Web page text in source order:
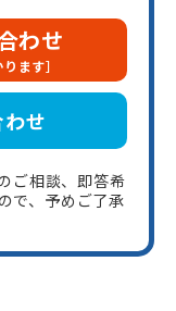
わせ
ます］
せ
ご相談、即答希
で、予めご了承